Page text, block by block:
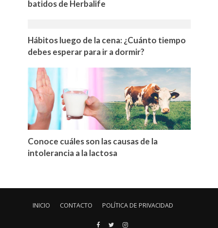
batidos de Herbalife
Hábitos luego de la cena: ¿Cuánto tiempo
debes esperar para ir a dormir?
Conoce cuáles son las causas de la
intolerancia a la lactosa
INICIO CONTACTO POLÍTICA DE PRIVACIDAD